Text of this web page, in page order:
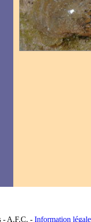
- A.F.C. - Information légale